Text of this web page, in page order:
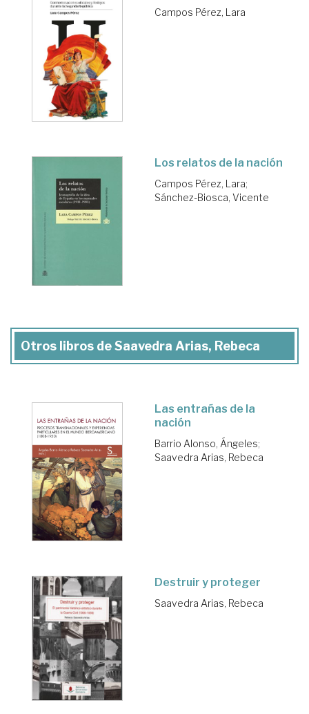
Campos Pérez, Lara
Los relatos de la nación
Campos Pérez, Lara;
Sánchez-Biosca, Vicente
Otros libros de Saavedra Arias, Rebeca
Las entrañas de la
nación
Barrio Alonso, Ángeles;
Saavedra Arias, Rebeca
Destruir y proteger
Saavedra Arias, Rebeca